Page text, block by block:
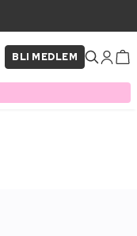
BLI MEDLEM